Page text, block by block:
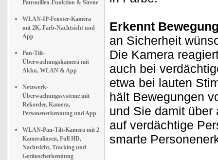
Patrouillen-Funktion & Sirene
WLAN-IP-Fenster-Kamera
mit 2K, Farb-Nachtsicht und
App
Pan-Tilt-
Überwachungskamera mit
Akku, WLAN & App
Netzwerk-
Überwachungssysteme mit
Rekorder, Kamera,
Personenerkennung und App
WLAN-Pan-Tilt-Kamera mit 2
Kameralinsen, Full HD,
Nachtsicht, Tracking und
Geräuscherkennung
Erkennt
an Sicherheit
Die Kamera
auch bei
etwa bei lauten
hält Bewegungen
und Sie damit über
auf verdächtige
smarte